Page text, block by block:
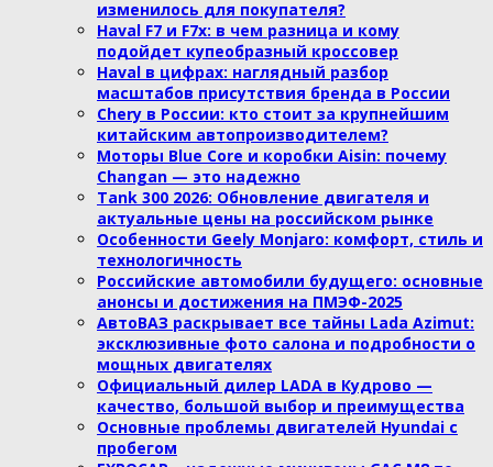
изменилось для покупателя?
Haval F7 и F7x: в чем разница и кому
подойдет купеобразный кроссовер
Haval в цифрах: наглядный разбор
масштабов присутствия бренда в России
Chery в России: кто стоит за крупнейшим
китайским автопроизводителем?
Моторы Blue Core и коробки Aisin: почему
Changan — это надежно
Tank 300 2026: Обновление двигателя и
актуальные цены на российском рынке
Особенности Geely Monjaro: комфорт, стиль и
технологичность
Российские автомобили будущего: основные
анонсы и достижения на ПМЭФ-2025
АвтоВАЗ раскрывает все тайны Lada Azimut:
эксклюзивные фото салона и подробности о
мощных двигателях
Официальный дилер LADA в Кудрово —
качество, большой выбор и преимущества
Основные проблемы двигателей Hyundai с
пробегом